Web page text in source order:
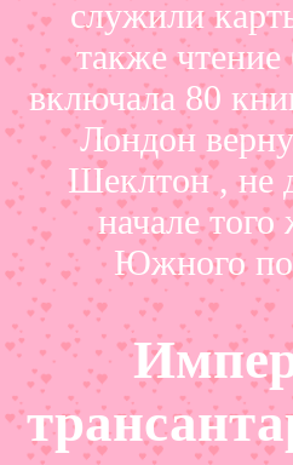
служили
также чтение
включала 80
Лондон
Шеклтон , не
начале того
Южного